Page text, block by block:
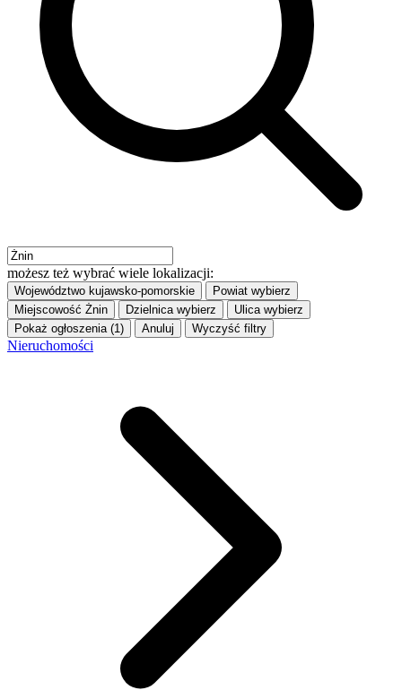
możesz też wybrać wiele lokalizacji:
Województwo kujawsko-pomorskie Powiat wybierz
Miejscowość Żnin Dzielnica wybierz Ulica wybierz
Pokaż ogłoszenia (1)
Anuluj Wyczyść filtry
Nieruchomości